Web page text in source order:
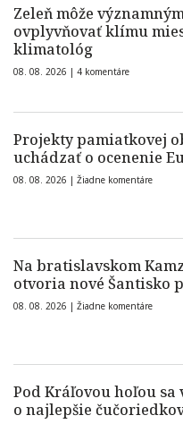
Zeleň môže
ovplyvňovať klímu
klimatológ
08. 08. 2026 | 4 komentáre
Projekty pamiatkovej
uchádzať o ocenenie
08. 08. 2026 | Žiadne komentáre
Na bratislavskom
otvoria nové Šantisko
08. 08. 2026 | Žiadne komentáre
Pod Kráľovou hoľou sa
o najlepšie